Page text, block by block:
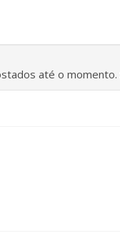
até o momento.